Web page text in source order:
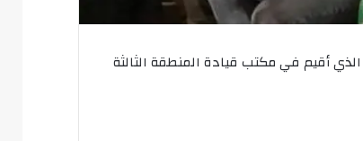
أقيم في مكتب قيادة المنطقة الثالثة